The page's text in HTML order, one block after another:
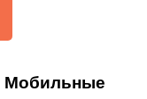
Мобильные